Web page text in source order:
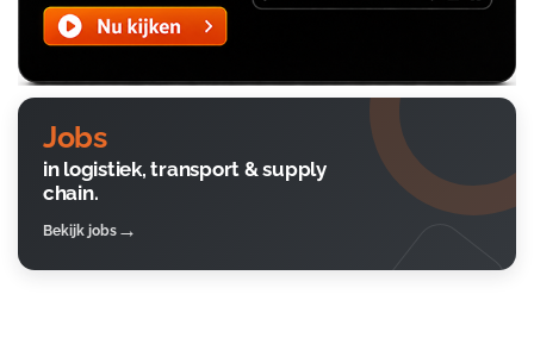
Jobs
in logistiek, transport & supply
chain.
Bekijk jobs